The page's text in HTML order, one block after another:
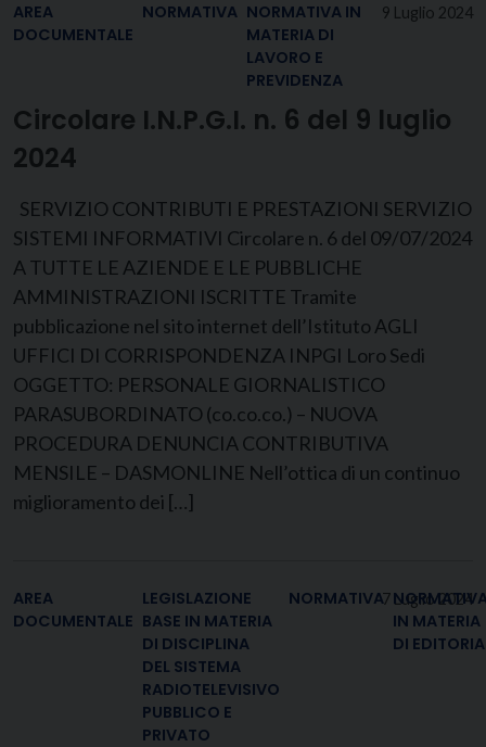
9 Luglio 2024
AREA
DOCUMENTALE
NORMATIVA NORMATIVA IN
MATERIA DI
LAVORO E
PREVIDENZA
Circolare I.N.P.G.I. n. 6 del 9 luglio
2024
SERVIZIO CONTRIBUTI E PRESTAZIONI SERVIZIO
SISTEMI INFORMATIVI Circolare n. 6 del 09/07/2024
A TUTTE LE AZIENDE E LE PUBBLICHE
AMMINISTRAZIONI ISCRITTE Tramite
pubblicazione nel sito internet dell’Istituto AGLI
UFFICI DI CORRISPONDENZA INPGI Loro Sedi
OGGETTO: PERSONALE GIORNALISTICO
PARASUBORDINATO (co.co.co.) – NUOVA
PROCEDURA DENUNCIA CONTRIBUTIVA
MENSILE – DASMONLINE Nell’ottica di un continuo
miglioramento dei […]
7 Luglio 2024
AREA
DOCUMENTALE
LEGISLAZIONE
BASE IN MATERIA
DI DISCIPLINA
DEL SISTEMA
RADIOTELEVISIVO
PUBBLICO E
PRIVATO
NORMATIVA
IN MATERIA
DI EDITORIA